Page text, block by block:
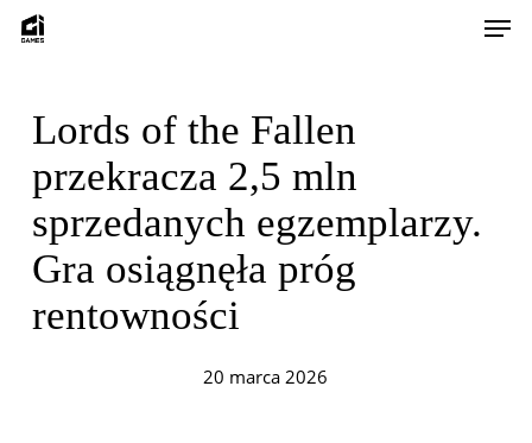
Skip
Lords of the Fallen
przekracza 2,5 mln
sprzedanych egzemplarzy.
Gra osiągnęła próg
rentowności
20 marca 2026